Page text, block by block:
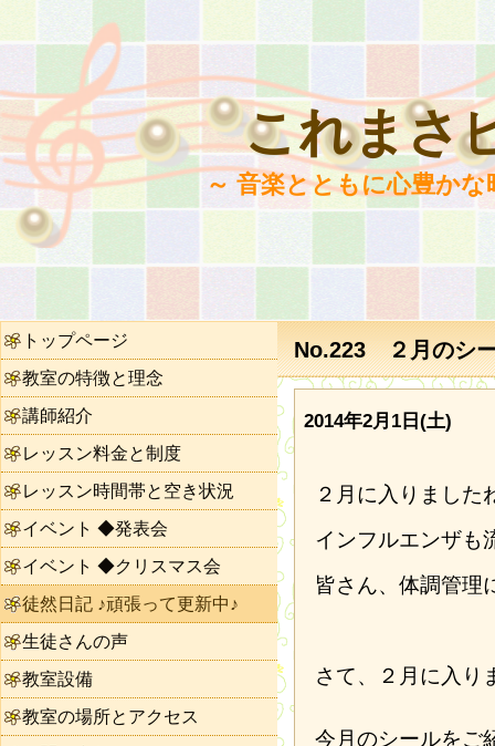
これまさ
～ 音楽とともに心豊か
No.223 ２月のシ
2014年2月1日(土)
２月に入りました
インフルエンザも
皆さん、体調管理
さて、２月に入り
今月のシールをご
トップページ
教室の特徴と理念
講師紹介
レッスン料金と制度
レッスン時間帯と空き状況
イベント ◆発表会
イベント ◆クリスマス会
徒然日記 ♪頑張って更新中♪
生徒さんの声
教室設備
教室の場所とアクセス